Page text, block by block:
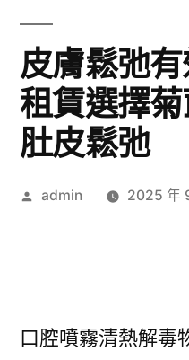
皮膚鬆弛
租賃選擇
肚皮鬆弛
作
admin 2025 年
口腔噴霧清熱解毒